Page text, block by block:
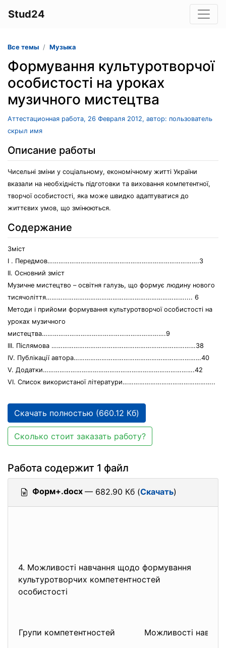
Stud24
Все темы Музыка
Формування культуротворчої
особистості на уроках
музичного мистецтва
Аттестационная работа, 26 Февраля 2012, автор: пользователь
скрыл имя
Описание работы
Чисельні зміни у соціальному, економічному житті України
вказали на необхідність підготовки та виховання компетентної,
творчої особистості, яка може швидко адаптуватися до
життєвих умов, що змінюються.
Содержание
Зміст
І . Передмов……………………………………………………………………….3
ІІ. Основний зміст
Музичне мистецтво – освітня галузь, що формує людину нового
тисячоліття………………………………………………………………….... 6
Методи і прийоми формування культуротворчої особистості на
уроках музичного
мистецтва………………………………………………………….9
ІІІ. Післямова ……………………………………………………………………38
IV. Публікації автора……………………………………………………………40
V. Додатки……………………………………………………………………….42
VI. Список використаної літератури…………………………………………..
Скачать полностью (660.12 Кб)
Сколько стоит заказать работу?
Работа содержит 1 файл
Форм+.docx — 682.90 Кб (Скачать)
4. Можливості навчання щодо формування
культуротворчих компетентностей
особистості
Групи компетентностей Можливості